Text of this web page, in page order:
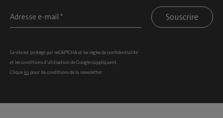
Souscrire
Ce site est protégé par reCAPTCHA et les règles de confidentialité
et lesconditions d’utilisation de Google s’appliquent.
Clique ici pour les conditions de la newsletter